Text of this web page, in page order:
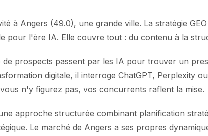
à Angers (49.0), une grande ville. La stratégie
pour l'ère IA. Elle couvre tout : du contenu à la
de prospects passent par les IA pour trouver un
digitale, il interroge ChatGPT, Perplexity
n'y figurez pas, vos concurrents raflent la mise.
approche structurée combinant planification
Le marché de Angers a ses propres